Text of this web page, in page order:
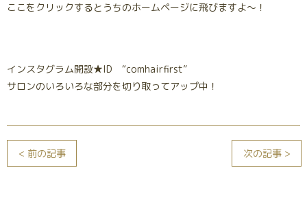
ここをクリックするとうちのホームページに飛びますよ～！
インスタグラム開設★ID “comhairfirst”
サロンのいろいろな部分を切り取ってアップ中！
< 前の記事 次の記事 >